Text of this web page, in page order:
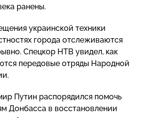
ранены.
украинской техники
города отслеживаются
Спецкор НТВ увидел, как
передовые отряды Народной
Путин распорядился помочь
Донбасса в восстановлении